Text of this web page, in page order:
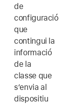
de
configuració
que
contingui la
informació
de la
classe que
s’envia al
dispositiu